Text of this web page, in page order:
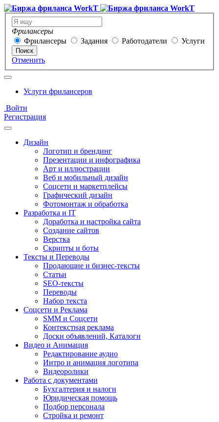
Фрилансеры
Фрилансеры
Задания Работодатели Услуги
Поиск
Отменить
Услуги фрилансеров
Войти
Регистрация
Дизайн
Логотип и брендинг
Презентации и инфографика
Арт и иллюстрации
Веб и мобильный дизайн
Соцсети и маркетплейсы
Графический дизайн
Фотомонтаж и обработка
Разработка и IT
Доработка и настройка сайта
Создание сайтов
Верстка
Скрипты и боты
Тексты и Переводы
Продающие и бизнес-тексты
Статьи
SEO-тексты
Переводы
Набор текста
Соцсети и Реклама
SMM и Соцсети
Контекстная реклама
Доски объявлений, Каталоги
Видео и Анимация
Редактирование аудио
Интро и анимация логотипа
Видеоролики
Работа с документами
Бухгалтерия и налоги
Юридическая помощь
Подбор персонала
Стройка и ремонт